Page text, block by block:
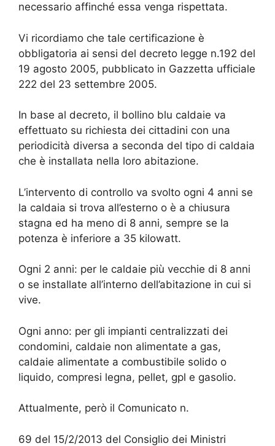
necessario affinché essa venga rispettata.
Vi ricordiamo che tale certificazione è
obbligatoria ai sensi del decreto legge n.192 del
19 agosto 2005, pubblicato in Gazzetta ufficiale
222 del 23 settembre 2005.
In base al decreto, il bollino blu caldaie va
effettuato su richiesta dei cittadini con una
periodicità diversa a seconda del tipo di caldaia
che è installata nella loro abitazione.
L’intervento di controllo va svolto ogni 4 anni se
la caldaia si trova all’esterno o è a chiusura
stagna ed ha meno di 8 anni, sempre se la
potenza è inferiore a 35 kilowatt.
Ogni 2 anni: per le caldaie più vecchie di 8 anni
o se installate all’interno dell’abitazione in cui si
vive.
Ogni anno: per gli impianti centralizzati dei
condomini, caldaie non alimentate a gas,
caldaie alimentate a combustibile solido o
liquido, compresi legna, pellet, gpl e gasolio.
Attualmente, però il Comunicato n.
69 del 15/2/2013 del Consiglio dei Ministri